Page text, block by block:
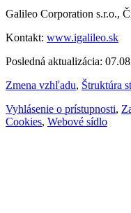
Galileo Corporation s.r.o.,
Kontakt: www.igalileo.sk
Posledná aktualizácia:
Zmena vzhľadu, Štruktúra
Vyhlásenie o prístupnosti,
Cookies, Webové sídlo